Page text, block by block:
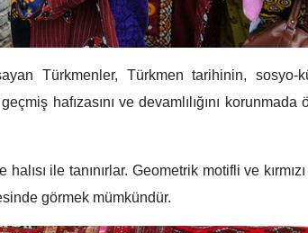
Türkmenler, Türkmen tarihinin, sosyo-
hafızasını ve devamlılığını korunmada
ile tanınırlar. Geometrik motifli ve
görmek mümkündür.